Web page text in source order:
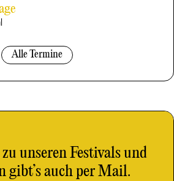
Alle Termine
unseren Festivals und
gibt’s auch per Mail.